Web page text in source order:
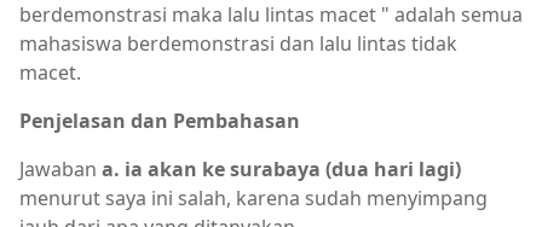
berdemonstrasi maka lalu lintas macet " adalah semua
mahasiswa berdemonstrasi dan lalu lintas tidak
macet.
Penjelasan dan Pembahasan
Jawaban a. ia akan ke surabaya (dua hari lagi)
menurut saya ini salah, karena sudah menyimpang